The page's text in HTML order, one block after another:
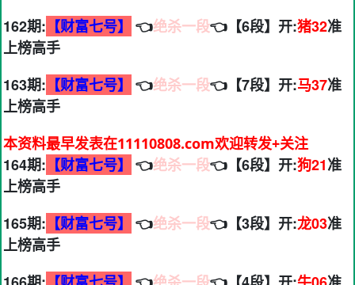
162期: 【财富七号】 👈绝杀一段👈【6段】开:猪32准
上榜高手
163期: 【财富七号】 👈绝杀一段👈【7段】开:马37准
上榜高手
本资料最早发表在11110808.com欢迎转发+关注
164期: 【财富七号】 👈绝杀一段👈【6段】开:狗21准
上榜高手
165期: 【财富七号】 👈绝杀一段👈【3段】开:龙03准
上榜高手